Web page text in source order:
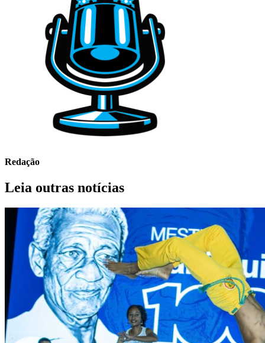
Redação
Leia outras notícias